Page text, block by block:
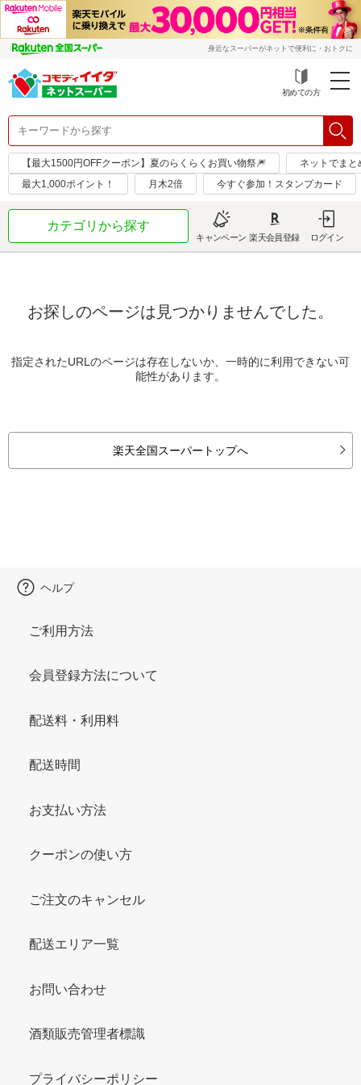
身近なスーパーがネットで便利に・おトクに
初めての方
【最大1500円OFFクーポン】夏のらくらくお買い物祭🎆
ネットでまと
最大1,000ポイント！
月木2倍 今すぐ参加！スタンプカード
カテゴリから探す
キャンペーン 楽天会員登録 ログイン
お探しのページは見つかりませんでした。
指定されたURLのページは存在しないか、一時的に利用できない可
能性があります。
楽天全国スーパートップへ
ヘルプ
ご利用方法
会員登録方法について
配送料・利用料
配送時間
お支払い方法
クーポンの使い方
ご注文のキャンセル
配送エリア一覧
お問い合わせ
酒類販売管理者標識
プライバシーポリシー